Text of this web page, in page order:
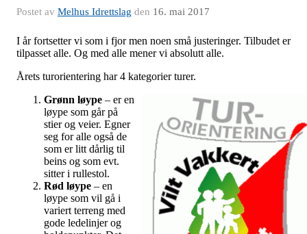
Postet av Melhus Idrettslag den 16. mai 2017
I år fortsetter vi som i fjor men noen små justeringer. Tilbudet er
tilpasset alle. Og med alle mener vi absolutt alle.
Årets turorientering har 4 kategorier turer.
Grønn løype – er en
løype som går på
stier og veier. Egner
seg for alle også de
som er litt dårlig til
beins og som evt.
sitter i rullestol.
Rød løype – en
løype som vil gå i
variert terreng med
gode ledelinjer og